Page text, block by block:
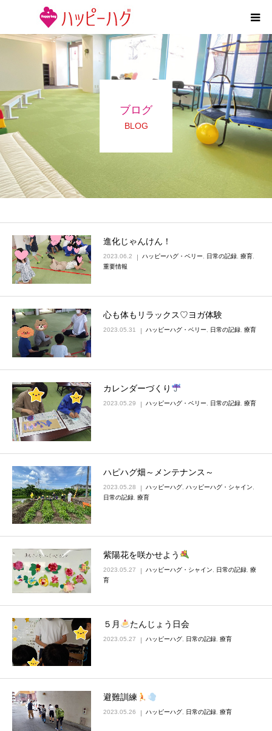
ブログ
BLOG
進化じゃんけん！
2023.06.2 ハッピーハグ・ベリー 日常の記録 療育
重要情報
心も体もリラックス♡ヨガ体験
2023.05.31 ハッピーハグ・ベリー 日常の記録 療育
カレンダーづくり
2023.05.29 ハッピーハグ・ベリー 日常の記録 療育
ハピハグ畑～メンテナンス～
2023.05.28 ハッピーハグ ハッピーハグ・シャイン
日常の記録 療育
紫陽花を咲かせよう
2023.05.27 ハッピーハグ・シャイン 日常の記録 療
育
５月 たんじょう日会
2023.05.27 ハッピーハグ 日常の記録 療育
避難訓練
2023.05.26 ハッピーハグ, 日常の記録, 療育
2つの特徴
5領域支援とお約束
施設紹介
求人情報
運営会社